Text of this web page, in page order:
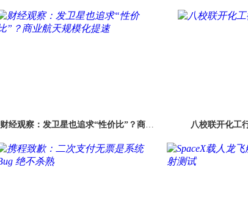
财经观察：发卫星也追求“性价比”？商业
八校联开化工